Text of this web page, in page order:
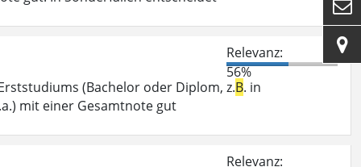
Relevanz:
56%
(Bachelor oder Diplom, z.B. in
mit einer Gesamtnote gut
Relevanz:

